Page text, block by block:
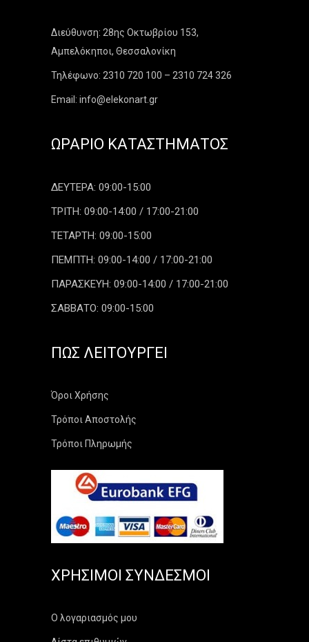
Διεύθυνση: 28ης Οκτωβρίου 153,
Αμπελόκηποι, Θεσσαλονίκη
Τηλέφωνο: 2310 720 100 – 2310 724 326
Email: info@elekonart.gr
ΩΡΆΡΙΟ ΚΑΤΑΣΤΉΜΑΤΟΣ
ΔΕΥΤΕΡΑ: 09:00-15:00
ΤΡΙΤΗ: 09:00-14:00 / 17:00-21:00
ΤΕΤΑΡΤΗ: 09:00-15:00
ΠΕΜΠΤΗ: 09:00-14:00 / 17:00-21:00
ΠΑΡΑΣΚΕΥΗ: 09:00-14:00 / 17:00-21:00
ΣΑΒΒΑΤΟ: 09:00-15:00
ΠΏΣ ΛΕΙΤΟΥΡΓΕΊ
Όροι Χρήσης
Τρόποι Αποστολής
Τρόποι Πληρωμής
ΧΡΉΣΙΜΟΙ ΣΎΝΔΕΣΜΟΙ
Ο λογαριασμός μου